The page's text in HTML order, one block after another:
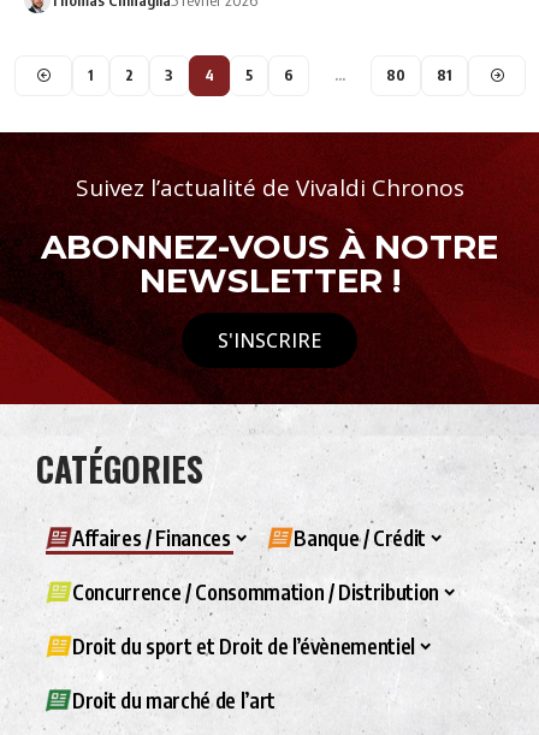
1 2 3 4 5 6 … 80 81
Suivez l’actualité de Vivaldi Chronos
ABONNEZ-VOUS À NOTRE
NEWSLETTER !
S'INSCRIRE
CATÉGORIES
Affaires / Finances Banque / Crédit
Concurrence / Consommation / Distribution
Droit du sport et Droit de l’évènementiel
Droit du marché de l’art